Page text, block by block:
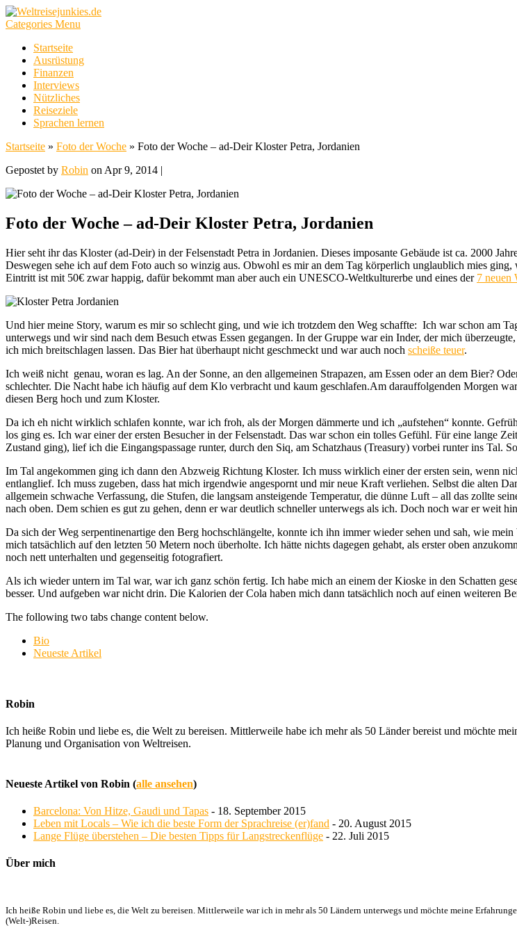
Categories Menu
Startseite
Ausrüstung
Finanzen
Interviews
Nützliches
Reiseziele
Sprachen lernen
Startseite » Foto der Woche » Foto der Woche – ad-Deir Kloster Petra, Jordanien
Gepostet by Robin on Apr 9, 2014 |
Foto der Woche – ad-Deir Kloster Petra, Jordanien
Hier seht ihr das Kloster (ad-Deir) in der Felsenstadt Petra in Jordanien. Dieses imposante Gebäude ist ca. 2000
Deswegen sehe ich auf dem Foto auch so winzig aus. Obwohl es mir an dem Tag körperlich unglaublich mies
Eintritt ist mit 50€ zwar happig, dafür bekommt man aber auch ein UNESCO-Weltkulturerbe und eines der 7 neuen
Und hier meine Story, warum es mir so schlecht ging, und wie ich trotzdem den Weg schaffte: Ich war schon am
unterwegs und wir sind nach dem Besuch etwas Essen gegangen. In der Gruppe war ein Inder, der mich
ich mich breitschlagen lassen. Das Bier hat überhaupt nicht geschmeckt und war auch noch scheiße teuer.
Ich weiß nicht genau, woran es lag. An der Sonne, an den allgemeinen Strapazen, am Essen oder an dem Bier?
schlechter. Die Nacht habe ich häufig auf dem Klo verbracht und kaum geschlafen.Am darauffolgenden Morgen
diesen Berg hoch und zum Kloster.
Da ich eh nicht wirklich schlafen konnte, war ich froh, als der Morgen dämmerte und ich „aufstehen“ konnte.
los ging es. Ich war einer der ersten Besucher in der Felsenstadt. Das war schon ein tolles Gefühl. Für eine lange
Zustand ging), lief ich die Eingangspassage runter, durch den Siq, am Schatzhaus (Treasury) vorbei runter ins Tal.
Im Tal angekommen ging ich dann den Abzweig Richtung Kloster. Ich muss wirklich einer der ersten sein, wenn
entlanglief. Ich muss zugeben, dass hat mich irgendwie angespornt und mir neue Kraft verliehen. Selbst die alten
allgemein schwache Verfassung, die Stufen, die langsam ansteigende Temperatur, die dünne Luft – all das zollte
nach oben. Dem schien es gut zu gehen, denn er war deutlich schneller unterwegs als ich. Doch noch war er weit
Da sich der Weg serpentinenartige den Berg hochschlängelte, konnte ich ihn immer wieder sehen und sah, wie
mich tatsächlich auf den letzten 50 Metern noch überholte. Ich hätte nichts dagegen gehabt, als erster oben
noch nett unterhalten und gegenseitig fotografiert.
Als ich wieder untern im Tal war, war ich ganz schön fertig. Ich habe mich an einem der Kioske in den Schatten
besser. Und aufgeben war nicht drin. Die Kalorien der Cola haben mich dann tatsächlich noch auf einen weiteren
The following two tabs change content below.
Bio
Neueste Artikel
Robin
Ich heiße Robin und liebe es, die Welt zu bereisen. Mittlerweile habe ich mehr als 50 Länder bereist und möchte
Planung und Organisation von Weltreisen.
Neueste Artikel von Robin (alle ansehen)
Barcelona: Von Hitze, Gaudi und Tapas - 18. September 2015
Leben mit Locals – Wie ich die beste Form der Sprachreise (er)fand - 20. August 2015
Lange Flüge überstehen – Die besten Tipps für Langstreckenflüge - 22. Juli 2015
Über mich
Ich heiße Robin und liebe es, die Welt zu bereisen. Mittlerweile war ich in mehr als 50 Ländern unterwegs und möchte meine
(Welt-)Reisen.